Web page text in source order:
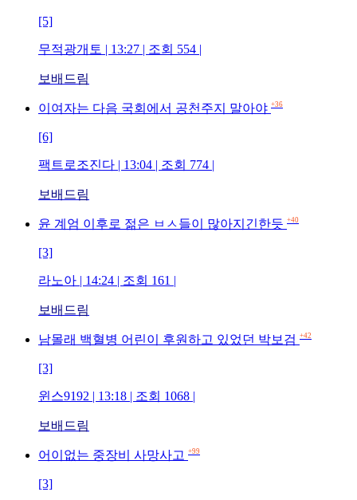
[5]
무적광개토 | 13:27 | 조회 554 |
보배드림
이여자는 다음 국회에서 공천주지 말아야 +36
[6]
팩트로조진다 | 13:04 | 조회 774 |
보배드림
윤 계엄 이후로 젊은 ㅂㅅ들이 많아지긴한듯 +40
[3]
라노아 | 14:24 | 조회 161 |
보배드림
남몰래 백혈병 어린이 후원하고 있었던 박보검 +42
[3]
윈스9192 | 13:18 | 조회 1068 |
보배드림
어이없는 중장비 사망사고 +99
[3]